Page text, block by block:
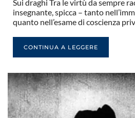
Sui draghi Tra le virtù da sempre
insegnante, spicca – tanto
quanto nell’esame di coscienza
CONTINUA A LEGGERE